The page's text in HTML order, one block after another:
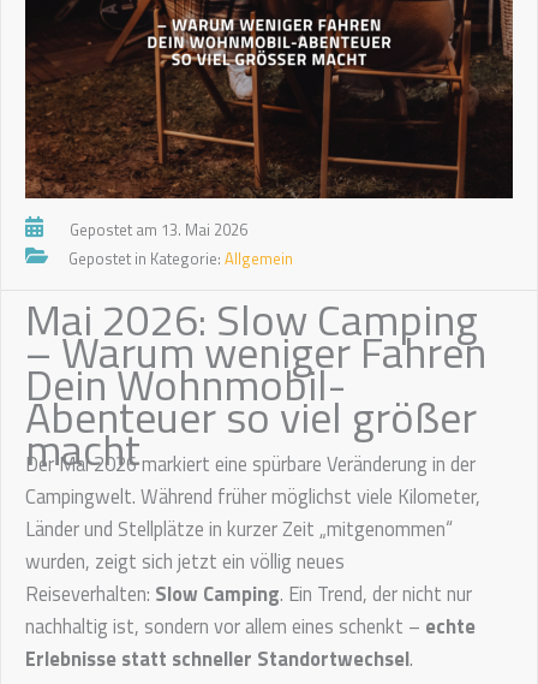
Gepostet am 13. Mai 2026
Gepostet in Kategorie: Allgemein
Mai 2026: Slow Camping
– Warum weniger Fahren
Dein Wohnmobil-
Abenteuer so viel größer
macht
Der Mai 2026 markiert eine spürbare Veränderung in der
Campingwelt. Während früher möglichst viele Kilometer,
Länder und Stellplätze in kurzer Zeit „mitgenommen“
wurden, zeigt sich jetzt ein völlig neues
Reiseverhalten: Slow Camping. Ein Trend, der nicht nur
nachhaltig ist, sondern vor allem eines schenkt – echte
Erlebnisse statt schneller Standortwechsel.